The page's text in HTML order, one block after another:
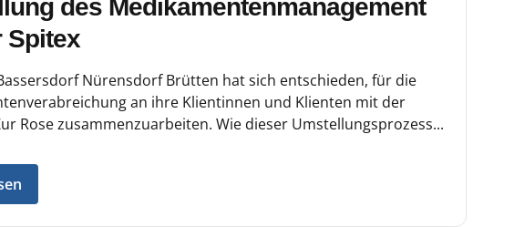
des Medikamentenmanagement
Spitex
Nürensdorf Brütten hat sich entschieden, für die
an ihre Klientinnen und Klienten mit der
Rose zusammenzuarbeiten. Wie dieser Umstellungsprozess...